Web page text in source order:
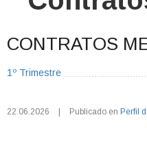
CONTRATOS
1º Trimestre
22.06.2026 Publicado en Perfil